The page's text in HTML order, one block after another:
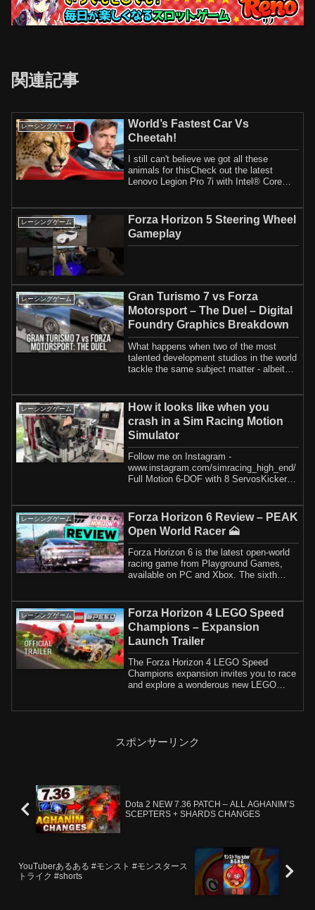
関連記事
レーシングゲーム
World’s Fastest Car Vs
Cheetah!
I still can't believe we got all these
animals for thisCheck out the latest
Lenovo Legion Pro 7i with Intel® Core™
レーシングゲーム
Forza Horizon 5 Steering Wheel
Gameplay
レーシングゲーム
Gran Turismo 7 vs Forza
Motorsport – The Duel – Digital
Foundry Graphics Breakdown
What happens when two of the most
talented development studios in the world
tackle the same subject matter - albeit
レーシングゲーム
How it looks like when you
crash in a Sim Racing Motion
Simulator
Follow me on Instagram -
www.instagram.com/simracing_high_end/
Full Motion 6-DOF with 8 ServosKicker -
レーシングゲーム
Forza Horizon 6 Review – PEAK
Open World Racer 🗻
Forza Horizon 6 is the latest open-world
racing game from Playground Games,
available on PC and Xbox. The sixth
レーシングゲーム
Forza Horizon 4 LEGO Speed
Champions – Expansion
Launch Trailer
The Forza Horizon 4 LEGO Speed
Champions expansion invites you to race
and explore a wonderous new LEGO
スポンサーリンク
Dota 2 NEW 7.36 PATCH – ALL AGHANIM’S
SCEPTERS + SHARDS CHANGES
YouTuberあるある #モンスト #モンスタース
トライク #shorts